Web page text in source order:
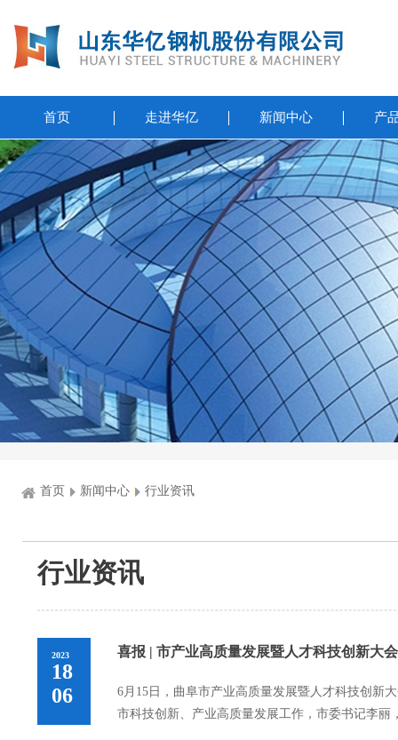
首页 走进华亿 新闻中心 产
首页 新闻中心 行业资讯
行业资讯
2023
18
06
喜报 | 市产业高质量发展暨人才科技创新大
6月15日，曲阜市产业高质量发展暨人才科技创新
市科技创新、产业高质量发展工作，市委书记李